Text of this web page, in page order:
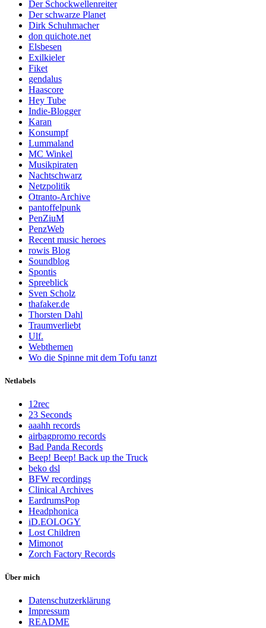
Der Schockwellenreiter
Der schwarze Planet
Dirk Schuhmacher
don quichote.net
Elsbesen
Exilkieler
Fiket
gendalus
Haascore
Hey Tube
Indie-Blogger
Karan
Konsumpf
Lummaland
MC Winkel
Musikpiraten
Nachtschwarz
Netzpolitik
Otranto-Archive
pantoffelpunk
PenZiuM
PenzWeb
Recent music heroes
rowis Blog
Soundblog
Spontis
Spreeblick
Sven Scholz
thafaker.de
Thorsten Dahl
Traumverliebt
Ulf.
Webthemen
Wo die Spinne mit dem Tofu tanzt
Netlabels
12rec
23 Seconds
aaahh records
airbagpromo records
Bad Panda Records
Beep! Beep! Back up the Truck
beko dsl
BFW recordings
Clinical Archives
EardrumsPop
Headphonica
iD.EOLOGY
Lost Children
Mimonot
Zorch Factory Records
Über mich
Datenschutzerklärung
Impressum
README